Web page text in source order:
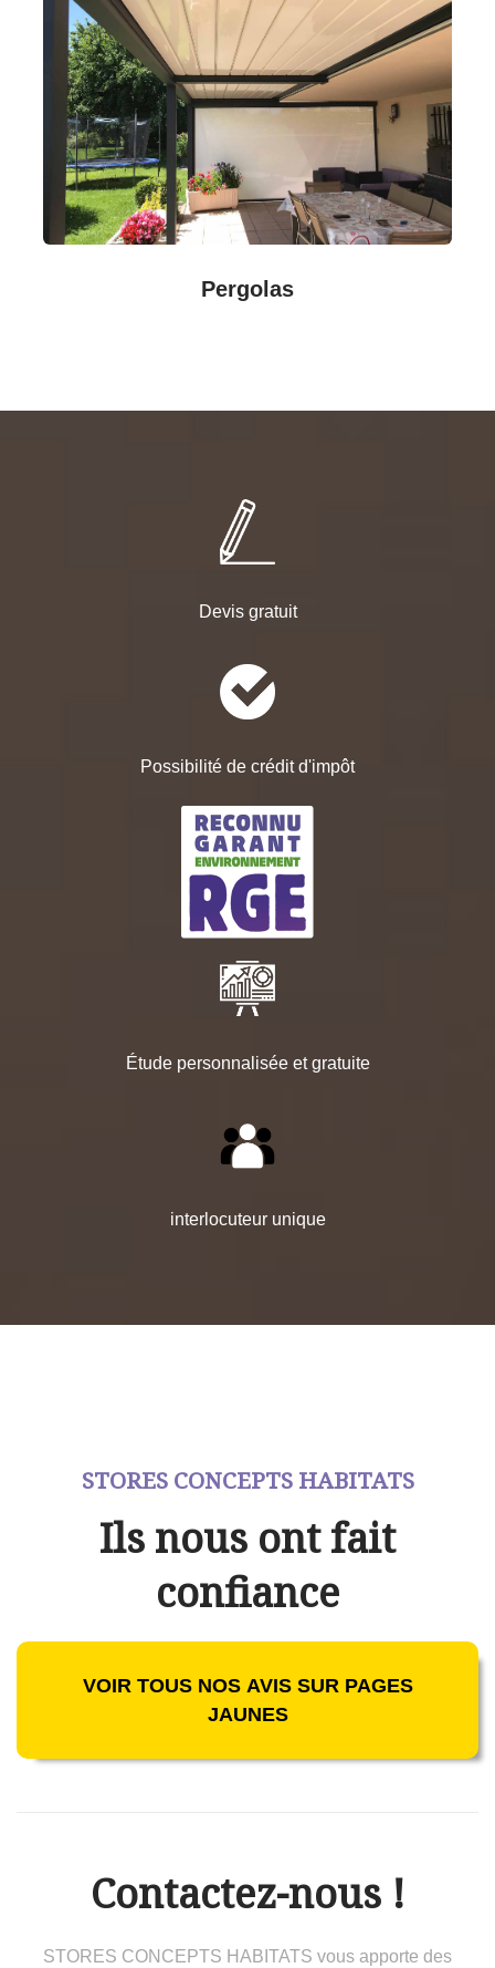
Pergolas
Devis gratuit
Possibilité de crédit d'impôt
Étude personnalisée et gratuite
interlocuteur unique
STORES CONCEPTS HABITATS
Ils nous ont fait
confiance
VOIR TOUS NOS AVIS SUR PAGES
JAUNES
Contactez-nous !
STORES CONCEPTS HABITATS vous apporte des